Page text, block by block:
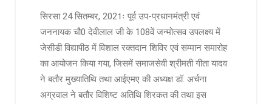
सिरसा 24 सितम्बर, 2021ः पूर्व उप-प्रधानमंत्री एवं
जननायक चौ0 देवीलाल जी के 108वें जन्मोत्सव उपलक्ष्य में
जेसीडी विद्यापीठ में विशाल रक्तदान शिविर एवं सम्मान समारोह
का आयोजन किया गया, जिसमें समाजसेवी श्रीमती गीता यादव
ने बतौर मुख्यातिथि तथा आईएमए की अध्यक्ष डॉ. अर्चना
अग्रवाल ने बतौर विशिष्ट अतिथि शिरकत की तथा इस